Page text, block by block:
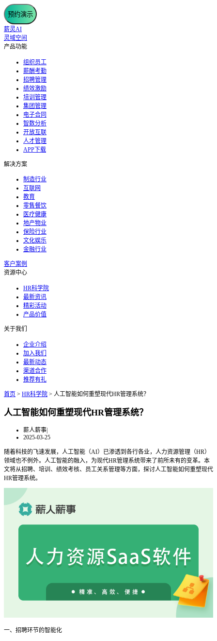
预约演示
薪灵AI
灵域空间
产品功能
组织员工
薪酬考勤
招聘管理
绩效激励
培训管理
集团管理
电子合同
智数分析
开放互联
人才管理
APP下载
解决方案
制造行业
互联网
教育
零售餐饮
医疗健康
地产物业
保险行业
文化娱乐
金融行业
客户案例
资源中心
HR科学院
最新资讯
精彩活动
产品价值
关于我们
企业介绍
加入我们
最新动态
渠道合作
推荐有礼
首页 > HR科学院 > 人工智能如何重塑现代HR管理系统？
人工智能如何重塑现代HR管理系统？
薪人薪事|
2025-03-25
随着科技的飞速发展，人工智能（AI）已渗透到各行各业，人力资源管理（HR）
领域也不例外。人工智能的融入，为现代HR管理系统带来了前所未有的变革。本
文将从招聘、培训、绩效考核、员工关系管理等方面，探讨人工智能如何重塑现代
HR管理系统。
一、招聘环节的智能化